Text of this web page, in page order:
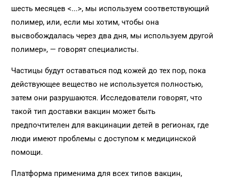
шесть месяцев <...>, мы используем соответствующий
полимер, или, если мы хотим, чтобы она
высвобождалась через два дня, мы используем другой
полимер», — говорят специалисты.
Частицы будут оставаться под кожей до тех пор, пока
действующее вещество не используется полностью,
затем они разрушаются. Исследователи говорят, что
такой тип доставки вакцин может быть
предпочтителен для вакцинации детей в регионах, где
люди имеют проблемы с доступом к медицинской
помощи.
Платформа применима для всех типов вакцин,